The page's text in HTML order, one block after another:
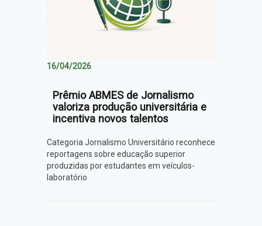
16/04/2026
Prêmio ABMES de Jornalismo
valoriza produção universitária e
incentiva novos talentos
Categoria Jornalismo Universitário reconhece
reportagens sobre educação superior
produzidas por estudantes em veículos-
laboratório